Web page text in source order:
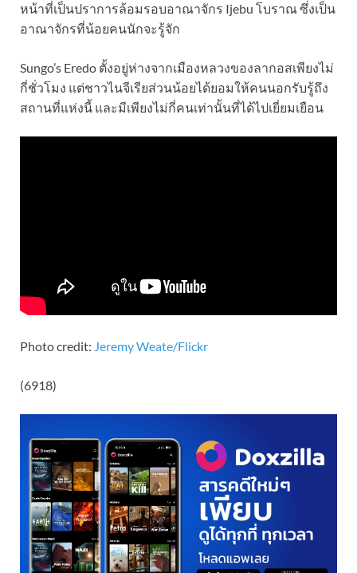
หน้าที่เป็นปราการล้อมรอบอาณาจักร Ijebu โบราณ ซึ่งเป็น
อาณาจักรที่น้อยคนนักจะรู้จัก
Sungo’s Eredo ตั้งอยู่ห่างจากเมืองหลวงของลากอสเพียงไม่
กี่ชั่วโมง แต่ชาวไนจีเรียส่วนน้อยได้ยอมให้คนนอกรับรู้ถึง
สถานที่แห่งนี้ และมีเพียงไม่กี่คนเท่านั้นที่ได้ไปเยี่ยมเยือน
Photo credit: Jeremy Weate/Flickr
(6918)